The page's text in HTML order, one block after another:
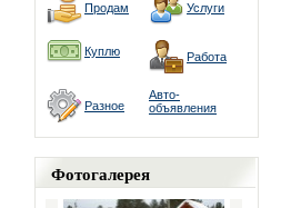
Продам Услуги
Куплю Работа
Разное
Авто-
объявления
Фотогалерея